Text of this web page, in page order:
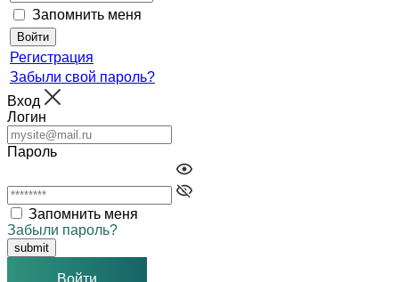
Запомнить меня
Регистрация
Забыли свой пароль?
Вход
Логин
Пароль
Запомнить меня
Забыли пароль?